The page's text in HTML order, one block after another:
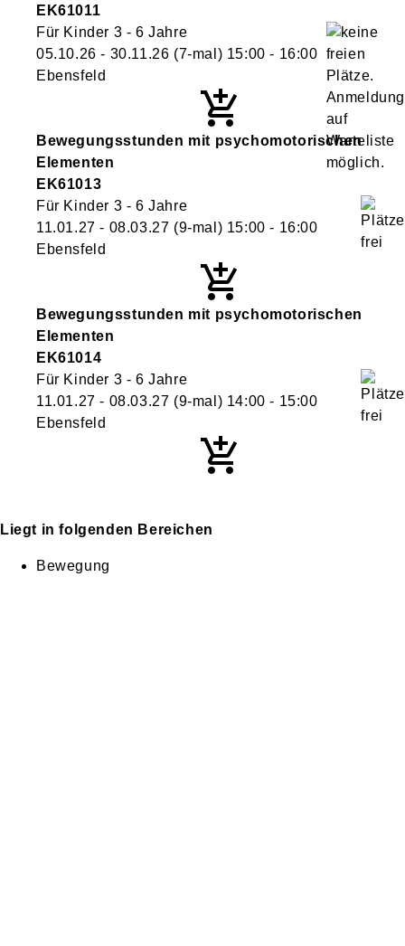
EK61011
Für Kinder 3 - 6 Jahre
05.10.26 - 30.11.26 (7-mal) 15:00 - 16:00
Ebensfeld
Bewegungsstunden mit psychomotorischen
Elementen
EK61013
Für Kinder 3 - 6 Jahre
11.01.27 - 08.03.27 (9-mal) 15:00 - 16:00
Ebensfeld
Bewegungsstunden mit psychomotorischen
Elementen
EK61014
Für Kinder 3 - 6 Jahre
11.01.27 - 08.03.27 (9-mal) 14:00 - 15:00
Ebensfeld
Liegt in folgenden Bereichen
Bewegung